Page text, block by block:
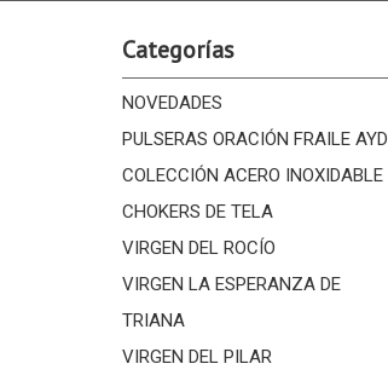
Categorías
NOVEDADES
PULSERAS ORACIÓN FRAILE AYD
COLECCIÓN ACERO INOXIDABLE
CHOKERS DE TELA
VIRGEN DEL ROCÍO
VIRGEN LA ESPERANZA DE
TRIANA
VIRGEN DEL PILAR